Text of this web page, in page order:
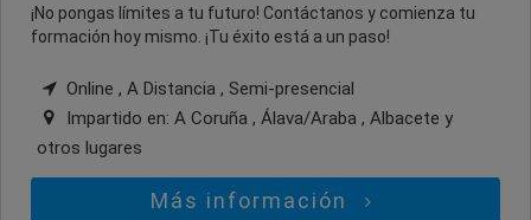
¡No pongas límites a tu futuro! Contáctanos y comienza tu
formación hoy mismo. ¡Tu éxito está a un paso!
Online , A Distancia , Semi-presencial
Impartido en: A Coruña , Álava/Araba , Albacete y
otros lugares
Más información